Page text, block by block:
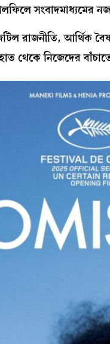
সংবাদমাধ্যমের
রাজনীতি, আর্থিক
থেকে নিজেদের